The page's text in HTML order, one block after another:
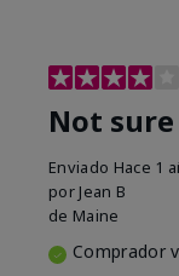
Not
Enviado Hace 1
por Jean B
de Maine
Comprador